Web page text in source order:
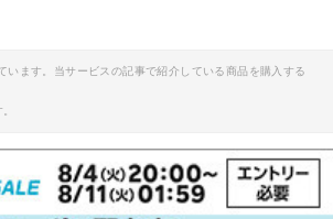
ます。当サービスの記事で紹介している商品を購入する